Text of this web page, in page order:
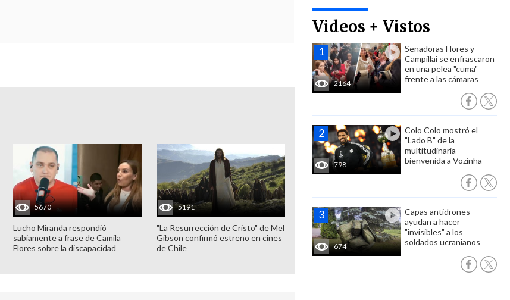
Videos + Vistos
2164
Senadoras Flores y
Campillai se enfrascaron
en una pelea "cuma"
frente a las cámaras
798
Colo Colo mostró el
"Lado B" de la
multitudinaria
bienvenida a Vozinha
674
Capas antidrones
ayudan a hacer
"invisibles" a los
soldados ucranianos
5670
Lucho Miranda respondió
sabiamente a frase de Camila
Flores sobre la discapacidad
5191
"La Resurrección de Cristo" de Mel
Gibson confirmó estreno en cines
de Chile